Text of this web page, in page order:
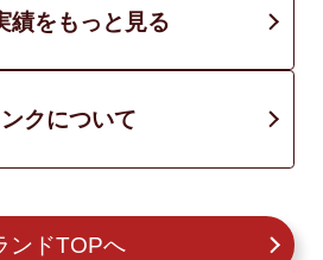
績をもっと見る
クについて
ンドTOPへ